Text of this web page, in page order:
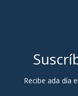
Recibe ada día